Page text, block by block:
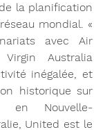
la planification
mondial. «
avec Air
Australia
inégalée, et
historique sur
en Nouvelle-
United est le